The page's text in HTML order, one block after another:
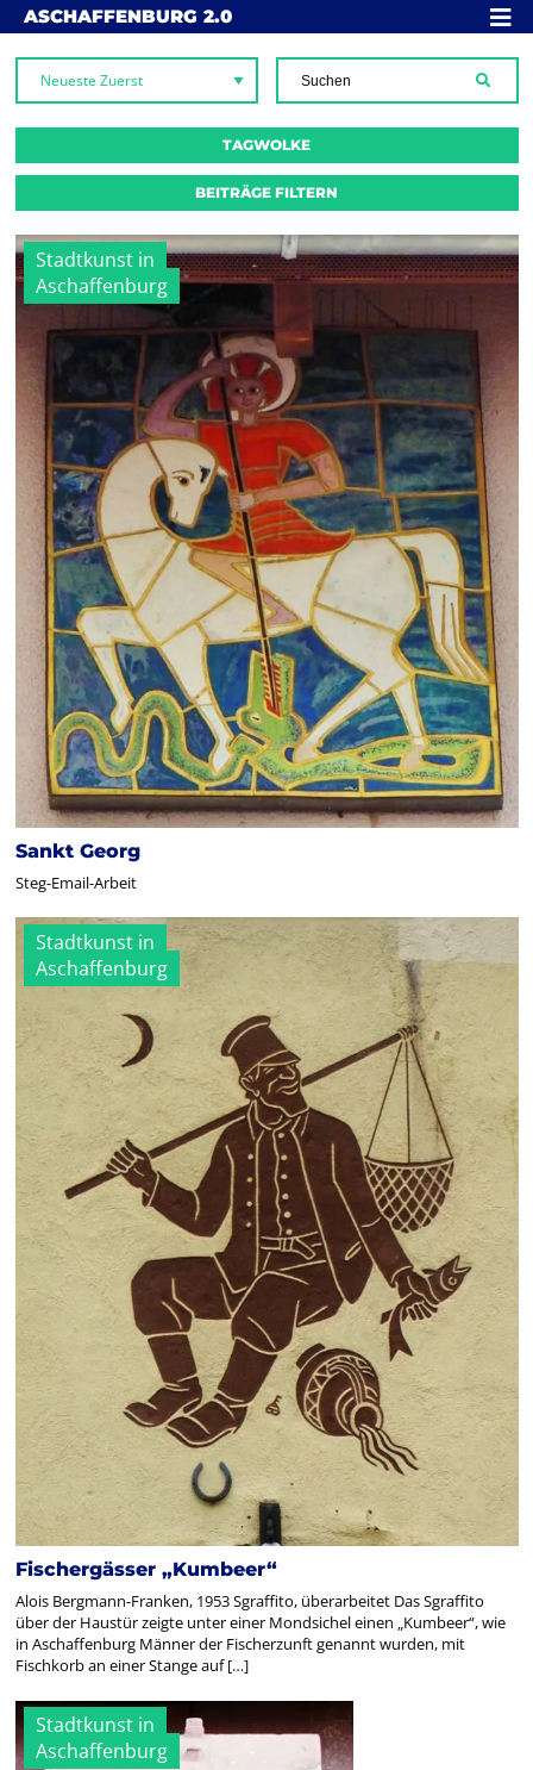
Skip to content
ASCHAFFENBURG 2.0 MENÜ
TAGWOLKE
BEITRÄGE FILTERN
Stadtkunst in
Aschaffenburg
Sankt Georg
Steg-Email-Arbeit
Stadtkunst in
Aschaffenburg
Fischergässer „Kumbeer“
Alois Bergmann-Franken, 1953 Sgraffito, überarbeitet Das Sgraffito
über der Haustür zeigte unter einer Mondsichel einen „Kumbeer“, wie
in Aschaffenburg Männer der Fischerzunft genannt wurden, mit
Fischkorb an einer Stange auf […]
Stadtkunst in
Aschaffenburg